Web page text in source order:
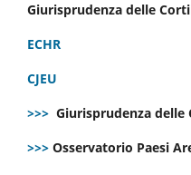
Giurisprudenza delle
ECHR
CJEU
>>> Giurisprudenza
>>> Osservatorio Paesi